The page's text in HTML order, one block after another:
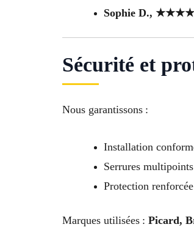
Sophie D.,
Sécurité et
Nous garantissons :
Installation
Serrures
Protection
Marques utilisées : Picard,